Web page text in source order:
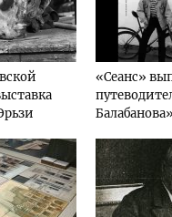
«Сеанс»